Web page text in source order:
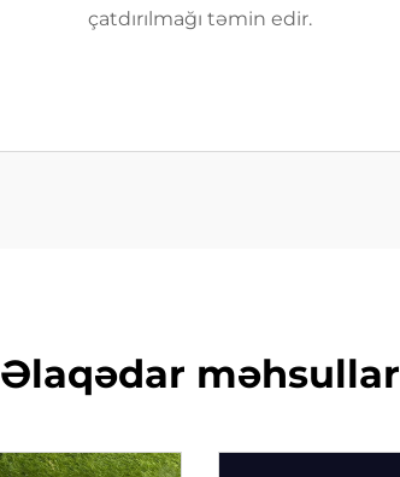
çatdırılmağı təmin edir.
Əlaqədar məhsullar